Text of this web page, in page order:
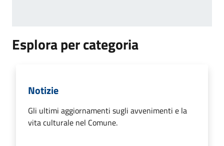
Esplora per categoria
Notizie
Gli ultimi aggiornamenti sugli avvenimenti e la
vita culturale nel Comune.